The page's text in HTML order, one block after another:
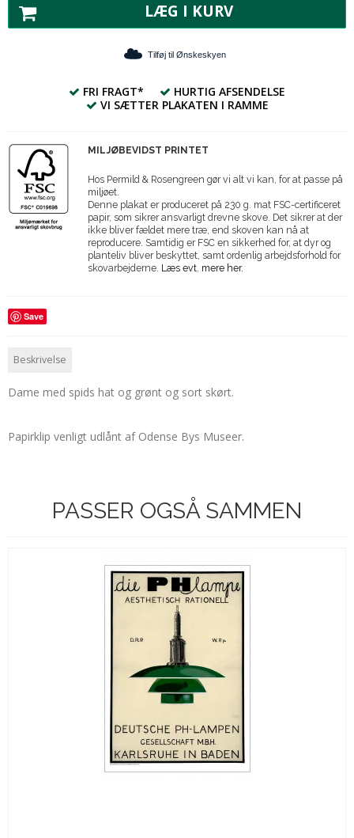
LÆG I KURV
Tilføj til Ønskeskyen
FRI FRAGT*
HURTIG AFSENDELSE
VI SÆTTER PLAKATEN I RAMME
MILJØBEVIDST PRINTET
Hos Permild & Rosengreen gør vi alt vi kan, for at passe på
miljøet.
Denne plakat er produceret på 230 g. mat FSC-certificeret
papir, som sikrer ansvarligt drevne skove. Det sikrer at der
ikke bliver fældet mere træ, end skoven kan nå at
reproducere. Samtidig er FSC en sikkerhed for, at dyr og
planteliv bliver beskyttet, samt ordenlig arbejdsforhold for
skovarbejderne. Læs evt. mere her.
Save
Beskrivelse
Dame med spids hat og grønt og sort skørt.
Papirklip venligt udlånt af Odense Bys Museer.
PASSER OGSÅ SAMMEN